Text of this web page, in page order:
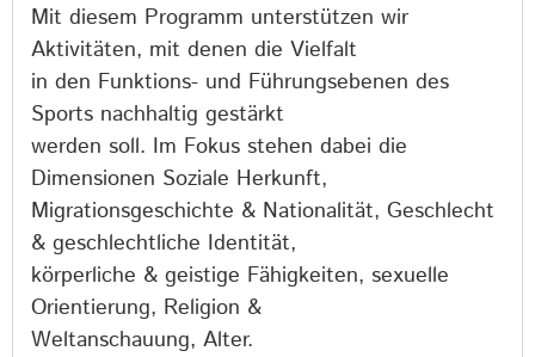
Mit diesem Programm unterstützen wir
Aktivitäten, mit denen die Vielfalt
in den Funktions- und Führungsebenen des
Sports nachhaltig gestärkt
werden soll. Im Fokus stehen dabei die
Dimensionen Soziale Herkunft,
Migrationsgeschichte & Nationalität, Geschlecht
& geschlechtliche Identität,
körperliche & geistige Fähigkeiten, sexuelle
Orientierung, Religion &
Weltanschauung, Alter.